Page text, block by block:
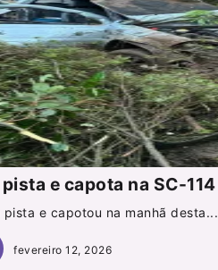
e capota na SC-114
pista e capotou na manhã desta...
fevereiro 12, 2026